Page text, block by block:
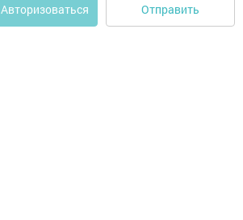
Авторизоваться Отправить